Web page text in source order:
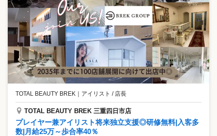
TOTAL BEAUTY BREK ｜ アイリスト / 店長
TOTAL BEAUTY BREK 三重四日市店
プレイヤー兼アイリスト将来独立支援◎研修無料|入客多
数|月給25万～歩合率40％